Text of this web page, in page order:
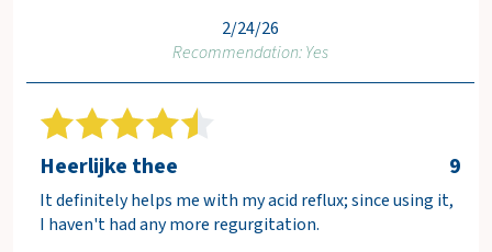
2/24/26
Recommendation: Yes
Heerlijke thee 9
It definitely helps me with my acid reflux; since using it,
I haven't had any more regurgitation.